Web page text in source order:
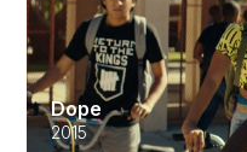
Dope
2015